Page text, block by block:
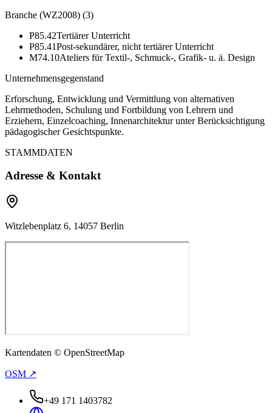
Branche (WZ2008) (3)
P85.42Tertiärer Unterricht
P85.41Post-sekundärer, nicht tertiärer Unterricht
M74.10Ateliers für Textil-, Schmuck-, Grafik- u. ä. Design
Unternehmensgegenstand
Erforschung, Entwicklung und Vermittlung von alternativen
Lehrmethoden, Schulung und Fortbildung von Lehrern und
Erziehern, Einzelcoaching, Innenarchitektur unter Berücksichtigung
pädagogischer Gesichtspunkte.
STAMMDATEN
Adresse & Kontakt
Witzlebenplatz 6, 14057 Berlin
Kartendaten © OpenStreetMap
OSM ↗
+49 171 1403782